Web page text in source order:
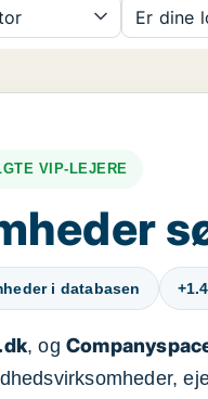
Er dine
VIP-LEJERE
i databasen
, og